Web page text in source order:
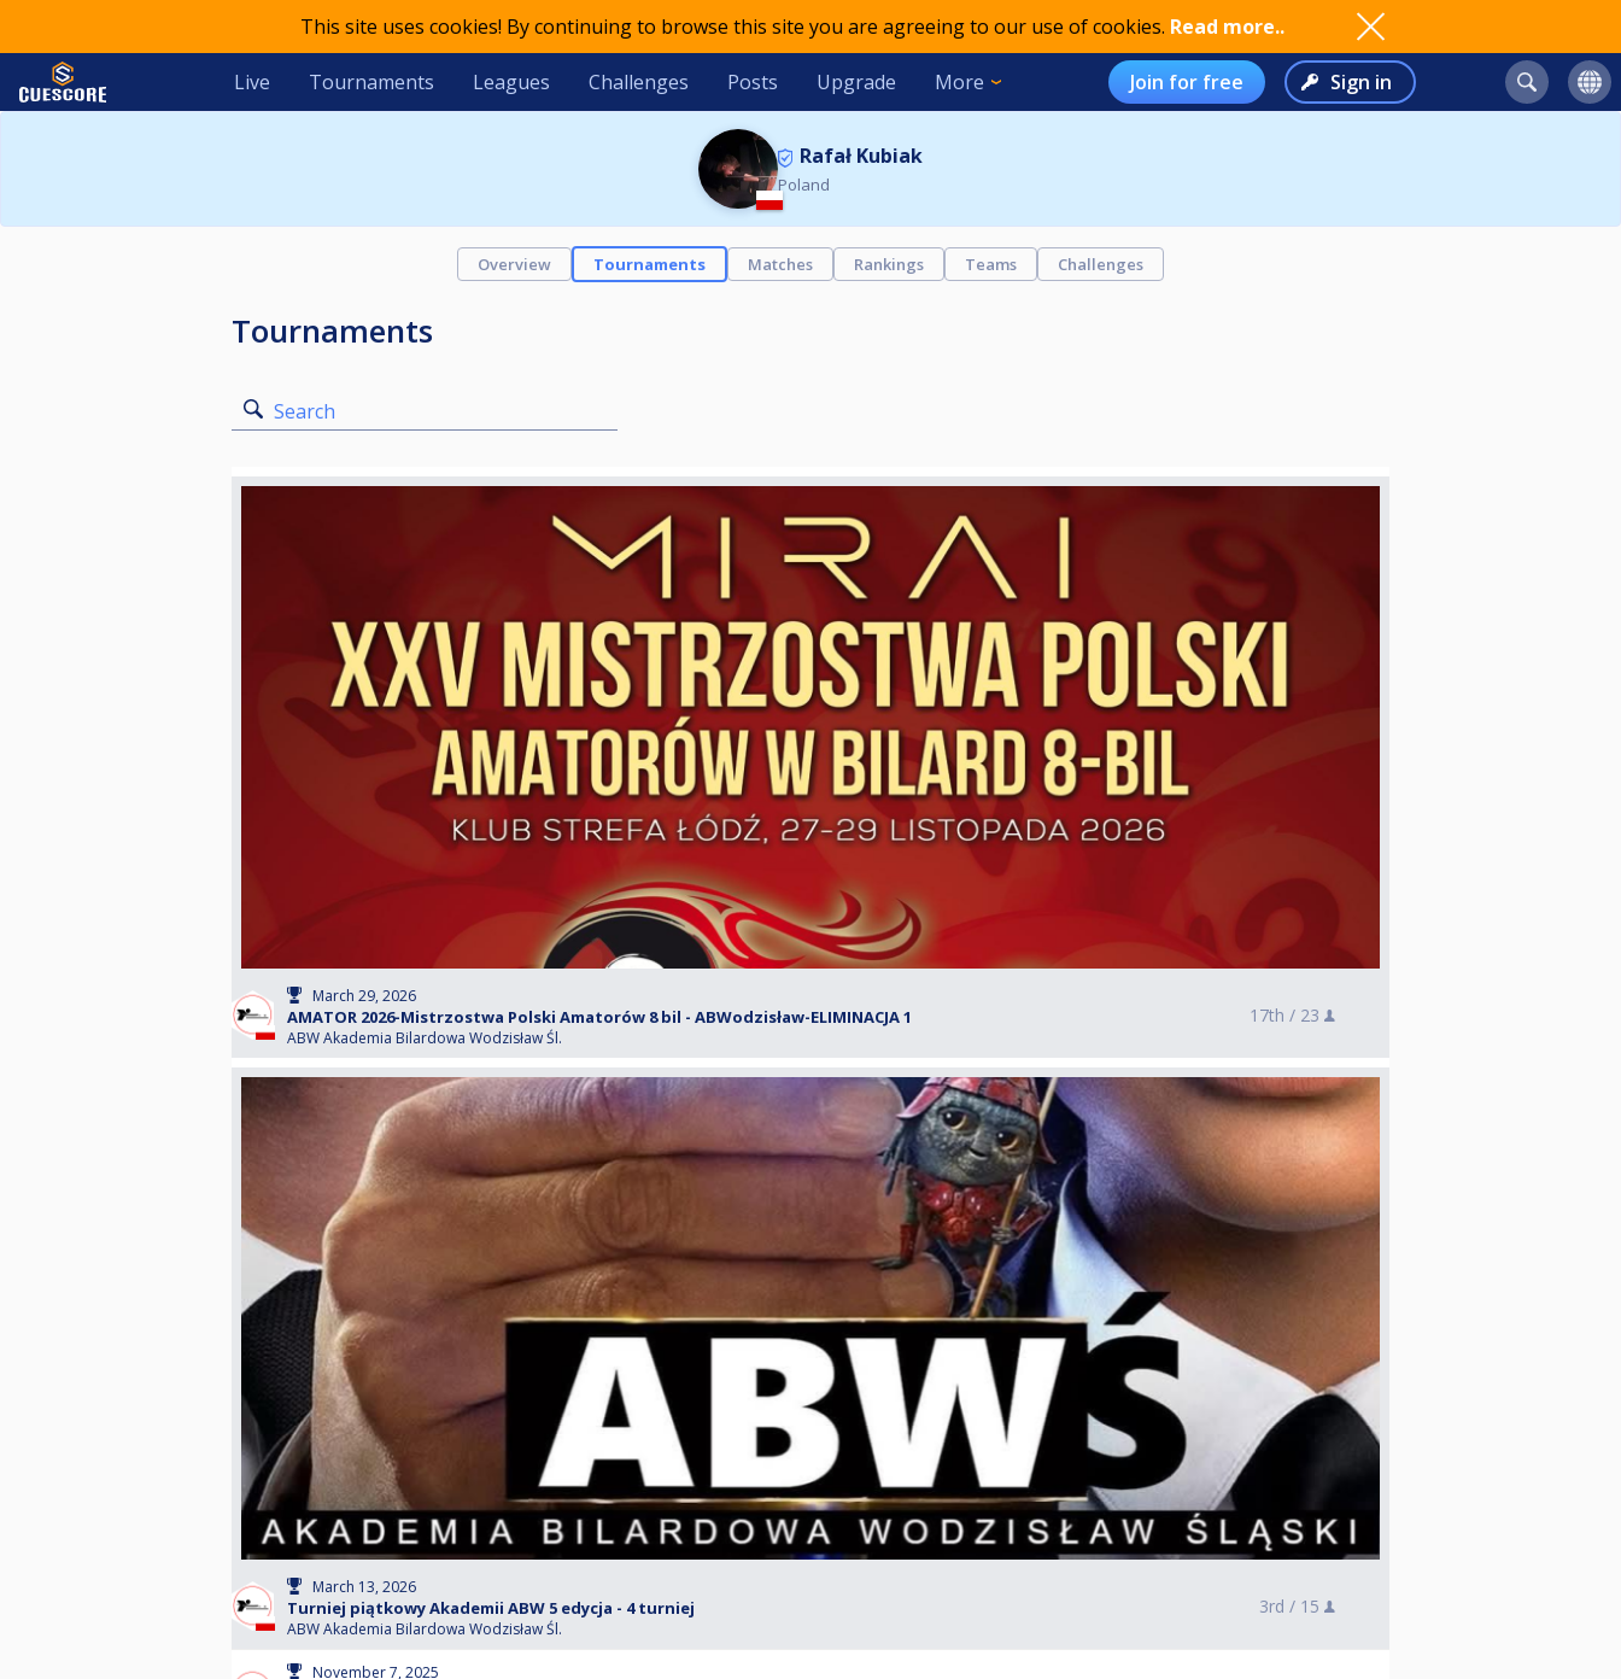
This site uses cookies! By continuing to browse this site you are agreeing to our use of cookies. Read more..
Live Tournaments Leagues Challenges Posts Upgrade More Join for free Sign in
Rafał Kubiak
Poland
Overview Tournaments Matches Rankings Teams Challenges
Tournaments
Search
March 29, 2026
AMATOR 2026-Mistrzostwa Polski Amatorów 8 bil - ABWodzisław-ELIMINACJA 1
ABW Akademia Bilardowa Wodzisław Śl.
17th / 23
March 13, 2026
Turniej piątkowy Akademii ABW 5 edycja - 4 turniej
ABW Akademia Bilardowa Wodzisław Śl.
3rd / 15
November 7, 2025